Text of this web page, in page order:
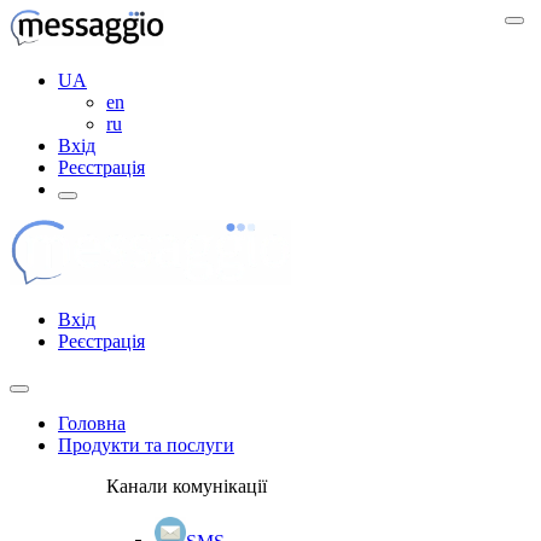
UA
en
ru
Вхід
Реєстрація
Вхід
Реєстрація
Головна
Продукти та послуги
Канали комунікації